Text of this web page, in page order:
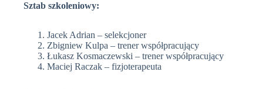
Sztab szkoleniowy:
Jacek Adrian – selekcjoner
Zbigniew Kulpa – trener współpracujący
Łukasz Kosmaczewski – trener współpracujący
Maciej Raczak – fizjoterapeuta